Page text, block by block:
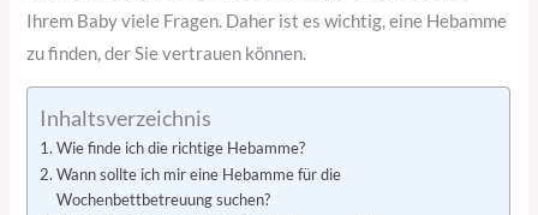
Ihrem Baby viele Fragen. Daher ist es wichtig, eine Hebamme
zu finden, der Sie vertrauen können.
Inhaltsverzeichnis
Wie finde ich die richtige Hebamme?
Wann sollte ich mir eine Hebamme für die
Wochenbettbetreuung suchen?